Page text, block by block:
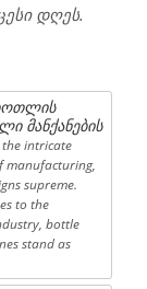
დღეს.
მანქანების
intricate
manufacturing,
supreme.
to the
bottle
stand as